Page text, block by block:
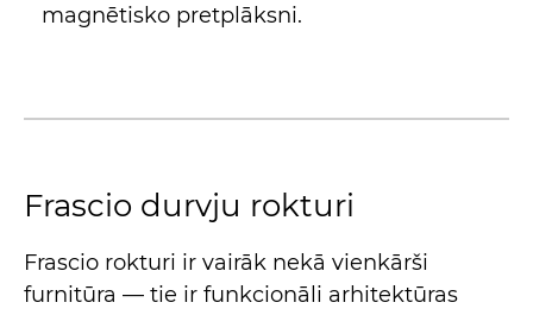
magnētisko pretplāksni.
Frascio durvju rokturi
Frascio rokturi ir vairāk nekā vienkārši
furnitūra — tie ir funkcionāli arhitektūras